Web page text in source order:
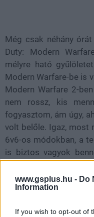
www.gsplus.hu - Do
Information
If you wish to opt-out of
Még csak néhány
Duty: Modern
mélyre ható
Modern Warfare-be is
Modern Warfare 2-
nem rossz, kis
fogyasztom, ám úgy,
volt belőle. Igaz, most
6v6-os módokban, a
is biztos vagyok
szavazni is lehet),
demokrácia lesz újra,